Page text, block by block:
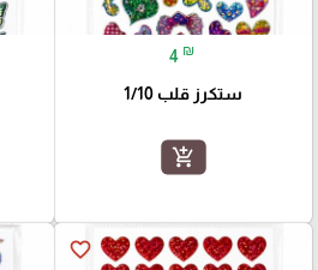
4 ₪
ستكرز قلب 1/10
add_shopping_cart
favorite_border